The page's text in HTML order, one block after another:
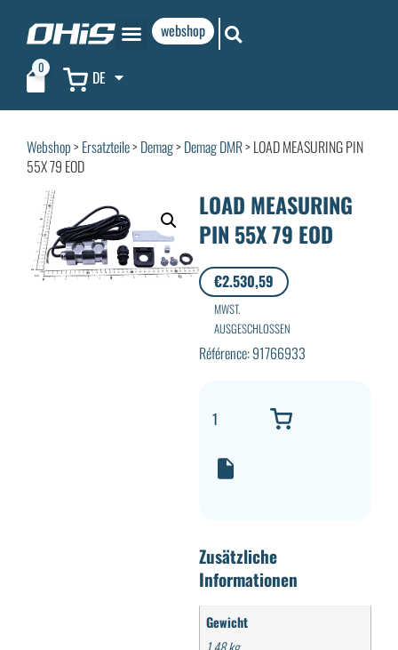
webshop
0 DE
Webshop> Ersatzteile> Demag> Demag DMR> LOAD MEASURING PIN
55X 79 EOD
LOAD MEASURING
PIN 55X 79 EOD
€2.530,59
MWST.
AUSGESCHLOSSEN
Référence: 91766933
Zusätzliche
Informationen
Gewicht